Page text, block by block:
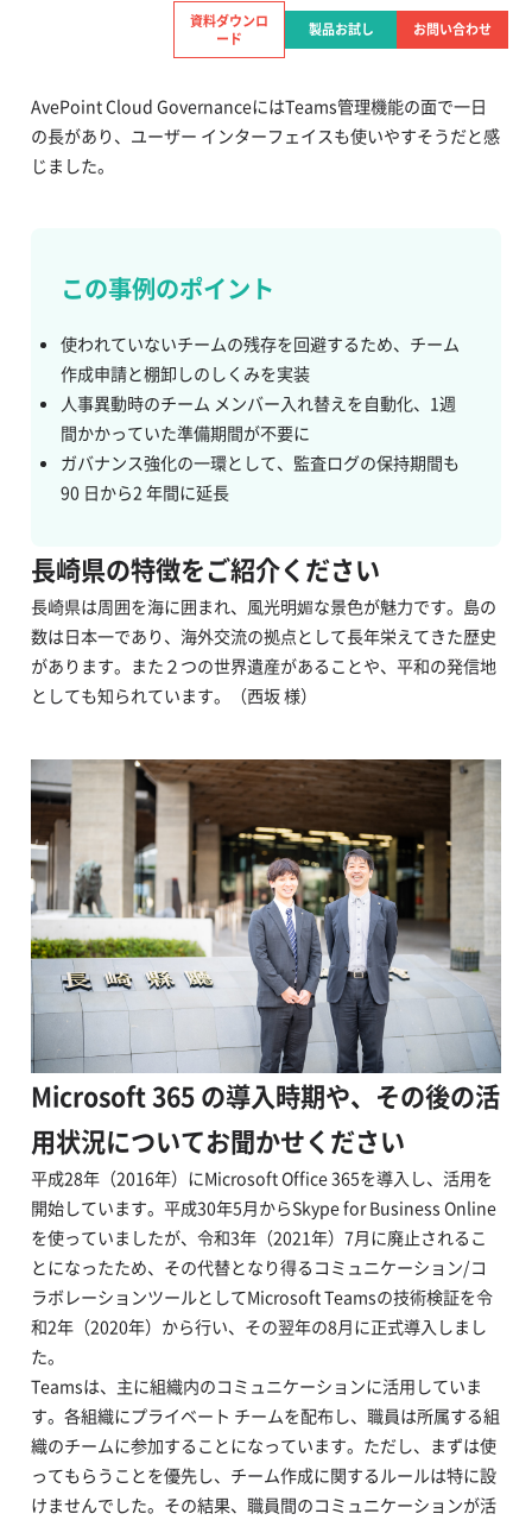
資料ダウンロ
ード
製品お試し お問い合わせ
この事例の資料をダウンロードする
AvePoint Cloud GovernanceにはTeams管理機能の面で一日
の長があり、ユーザー インターフェイスも使いやすそうだと感
じました。
この事例のポイント
使われていないチームの残存を回避するため、チーム
作成申請と棚卸しのしくみを実装
人事異動時のチーム メンバー入れ替えを自動化、1週
間かかっていた準備期間が不要に
ガバナンス強化の一環として、監査ログの保持期間も
90 日から2 年間に延長
長崎県の特徴をご紹介ください
長崎県は周囲を海に囲まれ、風光明媚な景色が魅力です。島の
数は日本一であり、海外交流の拠点として長年栄えてきた歴史
があります。また２つの世界遺産があることや、平和の発信地
としても知られています。（西坂 様）
Microsoft 365 の導入時期や、その後の活
用状況についてお聞かせください
平成28年（2016年）にMicrosoft Office 365を導入し、活用を
開始しています。平成30年5月からSkype for Business Online
を使っていましたが、令和3年（2021年）7月に廃止されるこ
とになったため、その代替となり得るコミュニケーション/コ
ラボレーションツールとしてMicrosoft Teamsの技術検証を令
和2年（2020年）から行い、その翌年の8月に正式導入しまし
た。
Teamsは、主に組織内のコミュニケーションに活用していま
す。各組織にプライベート チームを配布し、職員は所属する組
織のチームに参加することになっています。ただし、まずは使
ってもらうことを優先し、チーム作成に関するルールは特に設
けませんでした。その結果、職員間のコミュニケーションが活